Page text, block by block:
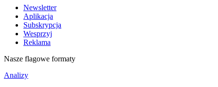
Newsletter
Aplikacja
Subskrypcja
Wesprzyj
Reklama
Nasze flagowe formaty
Analizy